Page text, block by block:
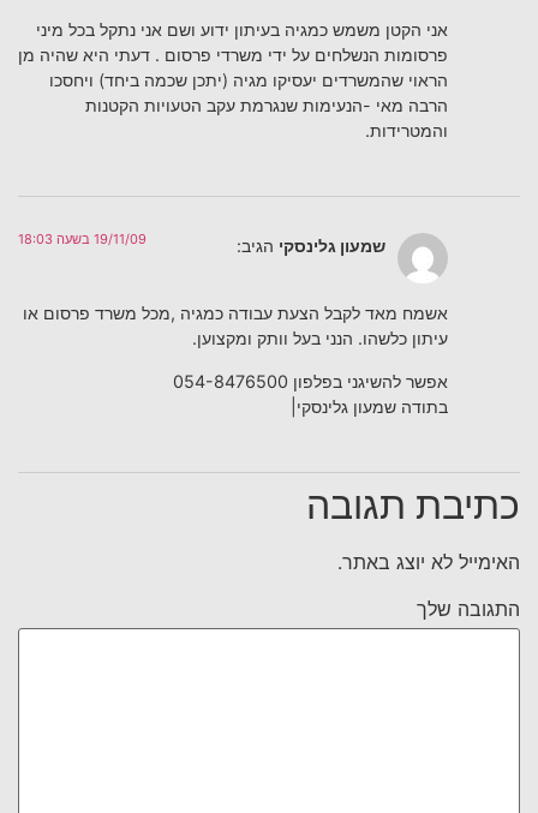
אני הקטן משמש כמגיה בעיתון ידוע ושם אני נתקל בכל מיני
פרסומות הנשלחים על ידי משרדי פרסום . דעתי היא שהיה מן
הראוי שהמשרדים יעסיקו מגיה (יתכן שכמה ביחד) ויחסכו
הרבה מאי -הנעימות שנגרמת עקב הטעויות הקטנות
והמטרידות.
שמעון גלינסקי הגיב: 19/11/09 בשעה 18:03
אשמח מאד לקבל הצעת עבודה כמגיה ,מכל משרד פרסום או
עיתון כלשהו. הנני בעל וותק ומקצוען.
אפשר להשיגני בפלפון 054-8476500
בתודה שמעון גלינסקי|
כתיבת תגובה
האימייל לא יוצג באתר.
התגובה שלך